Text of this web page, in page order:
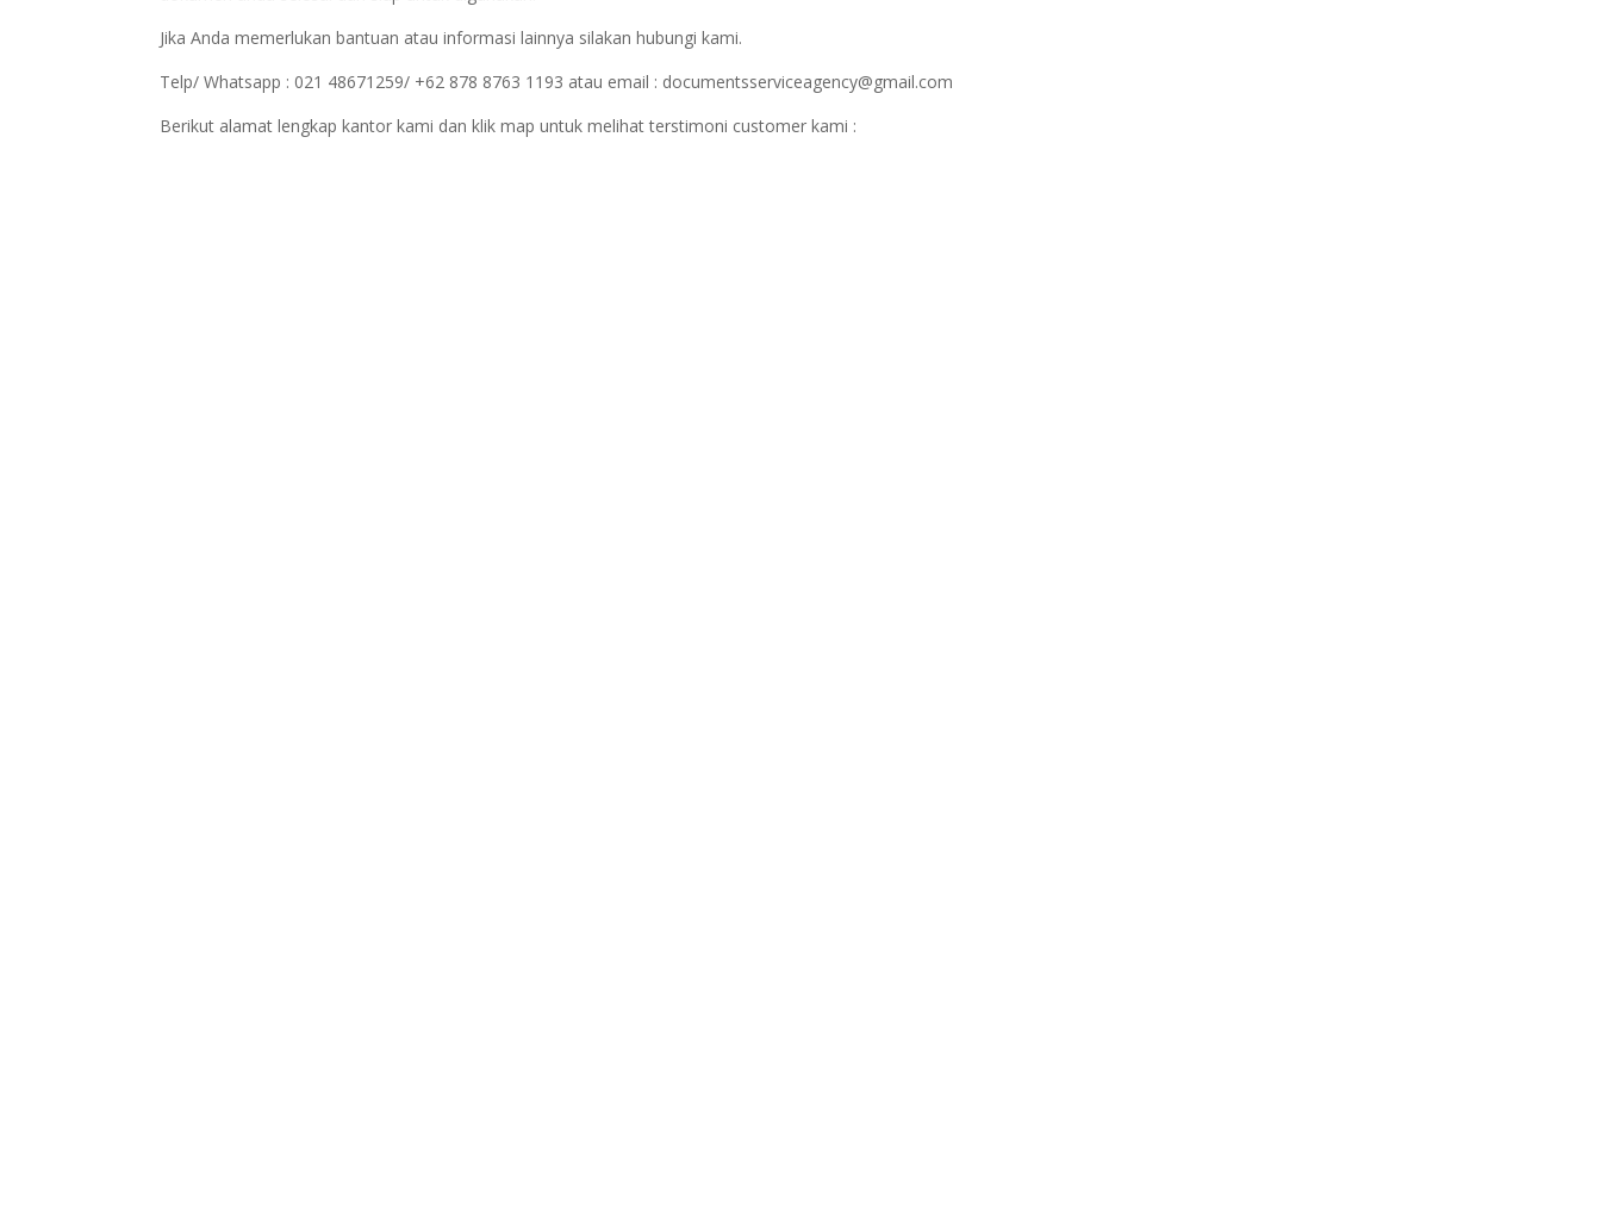
Jika Anda memerlukan bantuan atau informasi lainnya silakan hubungi kami.
Telp/ Whatsapp : 021 48671259/ +62 878 8763 1193 atau email : documentsserviceagency@gmail.com
Berikut alamat lengkap kantor kami dan klik map untuk melihat terstimoni customer kami :